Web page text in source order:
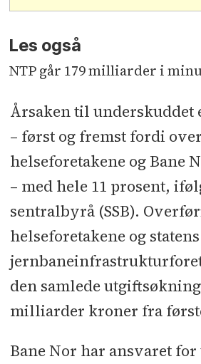
Les også
NTP går 179 milliarder i
Årsaken til underskuddet
– først og fremst fordi
helseforetakene og Bane
– med hele 11 prosent,
sentralbyrå (SSB).
helseforetakene og statens
den samlede
milliarder kroner fra
Bane Nor har ansvaret